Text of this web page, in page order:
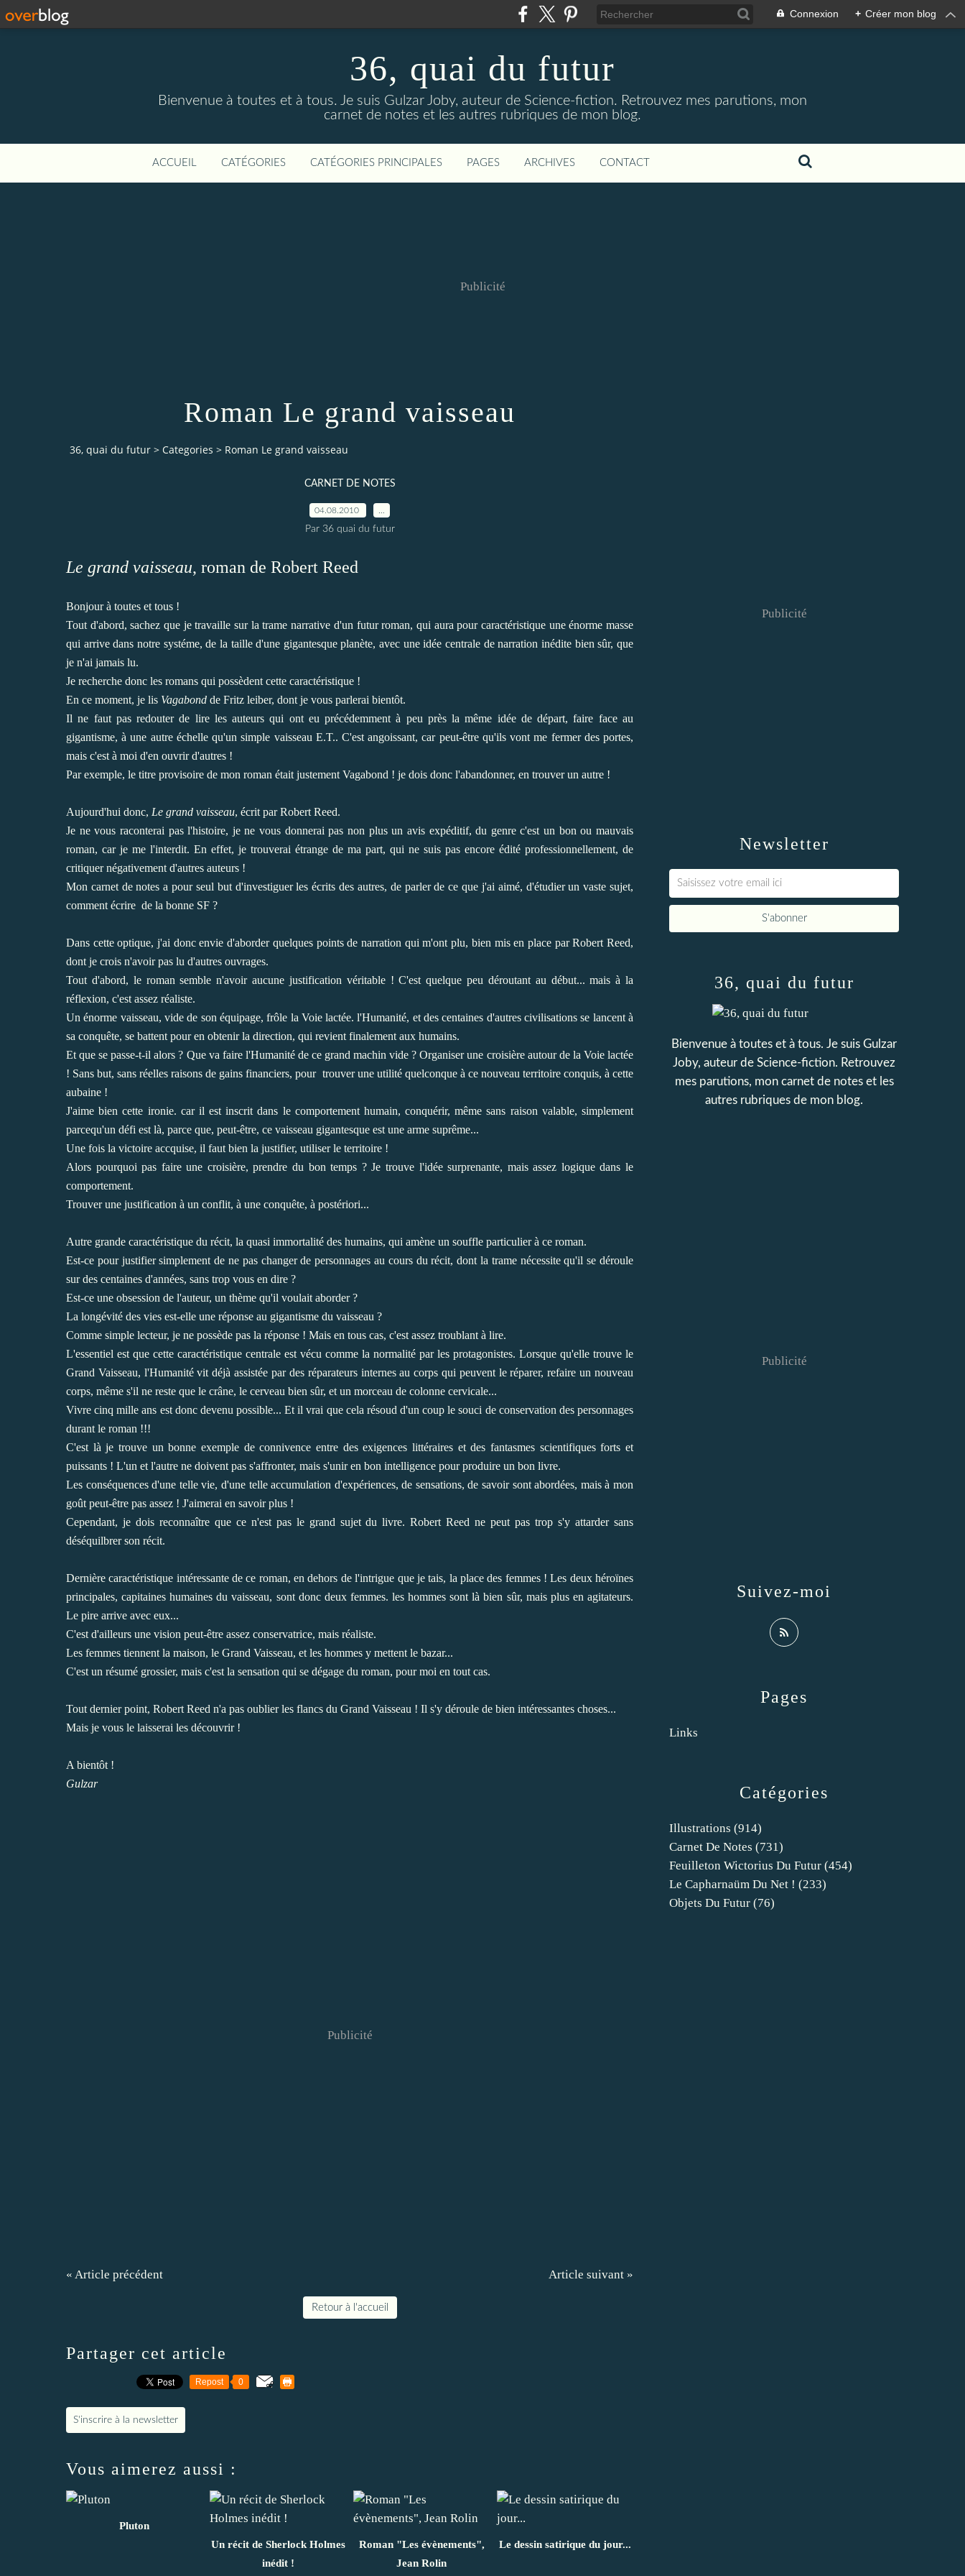
Connexion + Créer mon blog
36, quai du futur
Bienvenue à toutes et à tous. Je suis Gulzar Joby, auteur de Science-fiction. Retrouvez mes parutions, mon
carnet de notes et les autres rubriques de mon blog.
ACCUEIL CATÉGORIES CATÉGORIES PRINCIPALES PAGES ARCHIVES CONTACT
Publicité
Roman Le grand vaisseau
36, quai du futur > Categories > Roman Le grand vaisseau
CARNET DE NOTES
04.08.2010
Par 36 quai du futur
Le grand vaisseau, roman de Robert Reed
Bonjour à toutes et tous !
Tout d'abord, sachez que je travaille sur la trame narrative d'un futur roman, qui aura pour caractéristique une énorme masse
qui arrive dans notre systéme, de la taille d'une gigantesque planète, avec une idée centrale de narration inédite bien sûr, que
je n'ai jamais lu.
Je recherche donc les romans qui possèdent cette caractéristique !
En ce moment, je lis Vagabond de Fritz leiber, dont je vous parlerai bientôt.
Il ne faut pas redouter de lire les auteurs qui ont eu précédemment à peu près la même idée de départ, faire face au
gigantisme, à une autre échelle qu'un simple vaisseau E.T.. C'est angoissant, car peut-être qu'ils vont me fermer des portes,
mais c'est à moi d'en ouvrir d'autres !
Par exemple, le titre provisoire de mon roman était justement Vagabond ! je dois donc l'abandonner, en trouver un autre !
Aujourd'hui donc, Le grand vaisseau, écrit par Robert Reed.
Je ne vous raconterai pas l'histoire, je ne vous donnerai pas non plus un avis expéditif, du genre c'est un bon ou mauvais
roman, car je me l'interdit. En effet, je trouverai étrange de ma part, qui ne suis pas encore édité professionnellement, de
critiquer négativement d'autres auteurs !
Mon carnet de notes a pour seul but d'investiguer les écrits des autres, de parler de ce que j'ai aimé, d'étudier un vaste sujet,
comment écrire de la bonne SF ?
Dans cette optique, j'ai donc envie d'aborder quelques points de narration qui m'ont plu, bien mis en place par Robert Reed,
dont je crois n'avoir pas lu d'autres ouvrages.
Tout d'abord, le roman semble n'avoir aucune justification véritable ! C'est quelque peu déroutant au début... mais à la
réflexion, c'est assez réaliste.
Un énorme vaisseau, vide de son équipage, frôle la Voie lactée. l'Humanité, et des centaines d'autres civilisations se lancent à
sa conquête, se battent pour en obtenir la direction, qui revient finalement aux humains.
Et que se passe-t-il alors ? Que va faire l'Humanité de ce grand machin vide ? Organiser une croisière autour de la Voie lactée
! Sans but, sans réelles raisons de gains financiers, pour trouver une utilité quelconque à ce nouveau territoire conquis, à cette
aubaine !
J'aime bien cette ironie. car il est inscrit dans le comportement humain, conquérir, même sans raison valable, simplement
parcequ'un défi est là, parce que, peut-être, ce vaisseau gigantesque est une arme suprême...
Une fois la victoire accquise, il faut bien la justifier, utiliser le territoire !
Alors pourquoi pas faire une croisière, prendre du bon temps ? Je trouve l'idée surprenante, mais assez logique dans le
comportement.
Trouver une justification à un conflit, à une conquête, à postériori...
Autre grande caractéristique du récit, la quasi immortalité des humains, qui amène un souffle particulier à ce roman.
Est-ce pour justifier simplement de ne pas changer de personnages au cours du récit, dont la trame nécessite qu'il se déroule
sur des centaines d'années, sans trop vous en dire ?
Est-ce une obsession de l'auteur, un thème qu'il voulait aborder ?
La longévité des vies est-elle une réponse au gigantisme du vaisseau ?
Comme simple lecteur, je ne possède pas la réponse ! Mais en tous cas, c'est assez troublant à lire.
L'essentiel est que cette caractéristique centrale est vécu comme la normalité par les protagonistes. Lorsque qu'elle trouve le
Grand Vaisseau, l'Humanité vit déjà assistée par des réparateurs internes au corps qui peuvent le réparer, refaire un nouveau
corps, même s'il ne reste que le crâne, le cerveau bien sûr, et un morceau de colonne cervicale...
Vivre cinq mille ans est donc devenu possible... Et il vrai que cela résoud d'un coup le souci de conservation des personnages
durant le roman !!!
C'est là je trouve un bonne exemple de connivence entre des exigences littéraires et des fantasmes scientifiques forts et
puissants ! L'un et l'autre ne doivent pas s'affronter, mais s'unir en bon intelligence pour produire un bon livre.
Les conséquences d'une telle vie, d'une telle accumulation d'expériences, de sensations, de savoir sont abordées, mais à mon
goût peut-être pas assez ! J'aimerai en savoir plus !
Cependant, je dois reconnaître que ce n'est pas le grand sujet du livre. Robert Reed ne peut pas trop s'y attarder sans
déséquilbrer son récit.
Dernière caractéristique intéressante de ce roman, en dehors de l'intrigue que je tais, la place des femmes ! Les deux héroïnes
principales, capitaines humaines du vaisseau, sont donc deux femmes. les hommes sont là bien sûr, mais plus en agitateurs.
Le pire arrive avec eux...
C'est d'ailleurs une vision peut-être assez conservatrice, mais réaliste.
Les femmes tiennent la maison, le Grand Vaisseau, et les hommes y mettent le bazar...
C'est un résumé grossier, mais c'est la sensation qui se dégage du roman, pour moi en tout cas.
Tout dernier point, Robert Reed n'a pas oublier les flancs du Grand Vaisseau ! Il s'y déroule de bien intéressantes choses...
Mais je vous le laisserai les découvrir !
A bientôt !
Gulzar
Publicité
« Article précédent Article suivant »
Retour à l'accueil
Partager cet article
Repost 0
S'inscrire à la newsletter
Vous aimerez aussi :
Pluton
Un récit de Sherlock Holmes
inédit !
Roman "Les évènements",
Jean Rolin
Le dessin satirique du jour...
Newsletter
Publicité
Catégories
Illustrations (914)
Carnet De Notes (731)
Feuilleton Wictorius Du Futur (454)
Le Capharnaüm Du Net ! (233)
Objets Du Futur (76)
Pages
Links
36, quai du futur
Bienvenue à toutes et à tous. Je suis Gulzar
Joby, auteur de Science-fiction. Retrouvez
mes parutions, mon carnet de notes et les
autres rubriques de mon blog.
Suivez-moi
Publicité